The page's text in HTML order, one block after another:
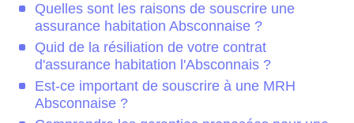
Quelles sont les raisons de souscrire une
assurance habitation Absconnaise ?
Quid de la résiliation de votre contrat
d'assurance habitation l'Absconnais ?
Est-ce important de souscrire à une MRH
Absconnaise ?